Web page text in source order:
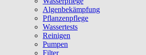
Algenbekämpfung
Pflanzenpflege
Wassertests
Reinigen
Pumpen
Filter